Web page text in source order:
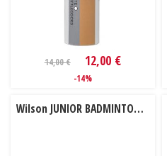
14,00 € 12,00 €
-14%
Wilson JUNIOR BADMINTON KIT